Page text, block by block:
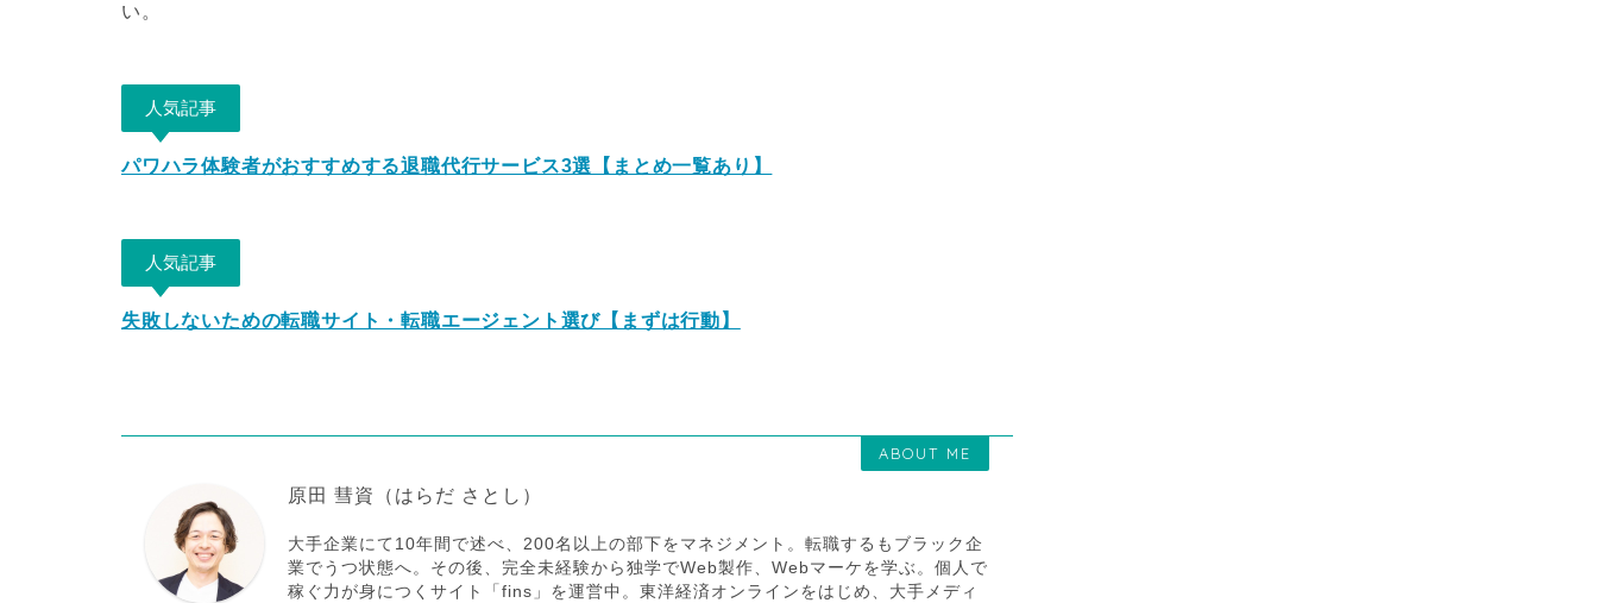
い。
人気記事
パワハラ体験者がおすすめする退職代行サービス3選【まとめ一覧あり】
人気記事
失敗しないための転職サイト・転職エージェント選び【まずは行動】
ABOUT ME
原田 彗資（はらだ さとし）
大手企業にて10年間で述べ、200名以上の部下をマネジメント。転職するもブラック企
業でうつ状態へ。その後、完全未経験から独学でWeb製作、Webマーケを学ぶ。個人で
稼ぐ力が身につくサイト「fins」を運営中。東洋経済オンラインをはじめ、大手メディ